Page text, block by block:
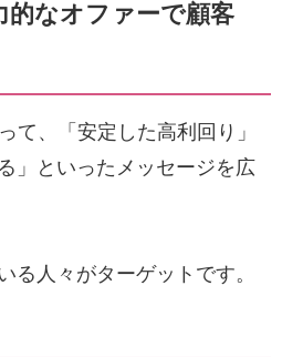
的なオファーで顧客
て、「安定した高利回り」
」といったメッセージを広
る人々がターゲットです。